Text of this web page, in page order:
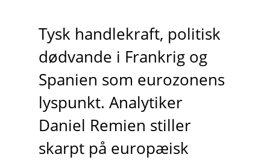
Tysk handlekraft, politisk
dødvande i Frankrig og
Spanien som eurozonens
lyspunkt. Analytiker
Daniel Remien stiller
skarpt på europæisk